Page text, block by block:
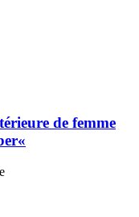
de femme